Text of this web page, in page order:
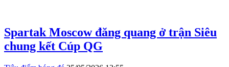
Spartak Moscow đăng quang ở trận Siêu
chung kết Cúp QG